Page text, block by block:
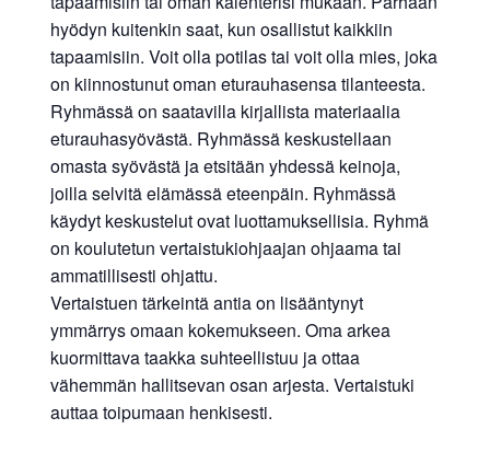
hyödyn kuitenkin saat, kun osallistut kaikkiin
tapaamisiin. Voit olla potilas tai voit olla mies, joka
on kiinnostunut oman eturauhasensa tilanteesta.
Ryhmässä on saatavilla kirjallista materiaalia
eturauhasyövästä. Ryhmässä keskustellaan
omasta syövästä ja etsitään yhdessä keinoja,
joilla selvitä elämässä eteenpäin. Ryhmässä
käydyt keskustelut ovat luottamuksellisia. Ryhmä
on koulutetun vertaistukiohjaajan ohjaama tai
ammatillisesti ohjattu.
Vertaistuen tärkeintä antia on lisääntynyt
ymmärrys omaan kokemukseen. Oma arkea
kuormittava taakka suhteellistuu ja ottaa
vähemmän hallitsevan osan arjesta. Vertaistuki
auttaa toipumaan henkisesti.